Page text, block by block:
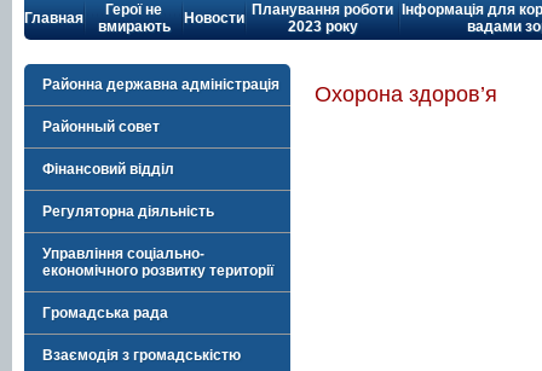
Главная
Герої не
вмирають
Новости Планування роботи
2023 року
Інформація для
вадами
Районна державна адміністрація
Районный совет
Фінансовий відділ
Регуляторна діяльність
Управління соціально-
економічного розвитку території
Громадська рада
Взаємодія з громадськістю
Охорона здоров’я